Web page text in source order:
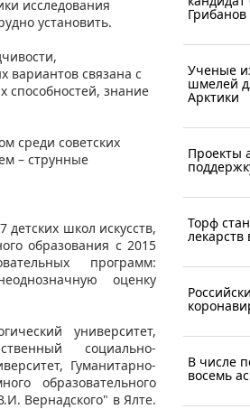
исследования
установить.
связана с
способностей, знание
среди советских
– струнные
школ искусств,
образования с 2015
программ:
оценку
университет,
социально-
Гуманитарно-
образовательного
Вернадского" в Ялте.
Грибанов
Ученые
шмелей
Арктики
Проекты
Торф
лекарств
В числе
восемь